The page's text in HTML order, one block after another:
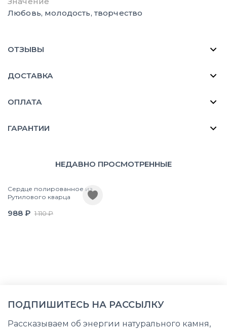
Любовь, молодость, творчество
ОТЗЫВЫ
ДОСТАВКА
ОПЛАТА
ГАРАНТИИ
НЕДАВНО ПРОСМОТРЕННЫЕ
Сердце полированное из
Рутилового кварца
988 ₽ 1 110 ₽
ПОДПИШИТЕСЬ НА РАССЫЛКУ
Рассказываем об энергии натурального камня,